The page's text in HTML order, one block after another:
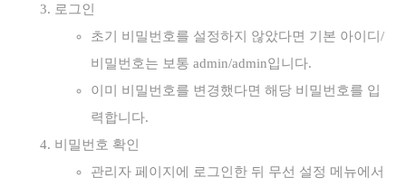
로그인
초기 비밀번호를 설정하지 않았다면 기본 아이디/
비밀번호는 보통 admin/admin입니다.
이미 비밀번호를 변경했다면 해당 비밀번호를 입
력합니다.
비밀번호 확인
관리자 페이지에 로그인한 뒤 무선 설정 메뉴에서